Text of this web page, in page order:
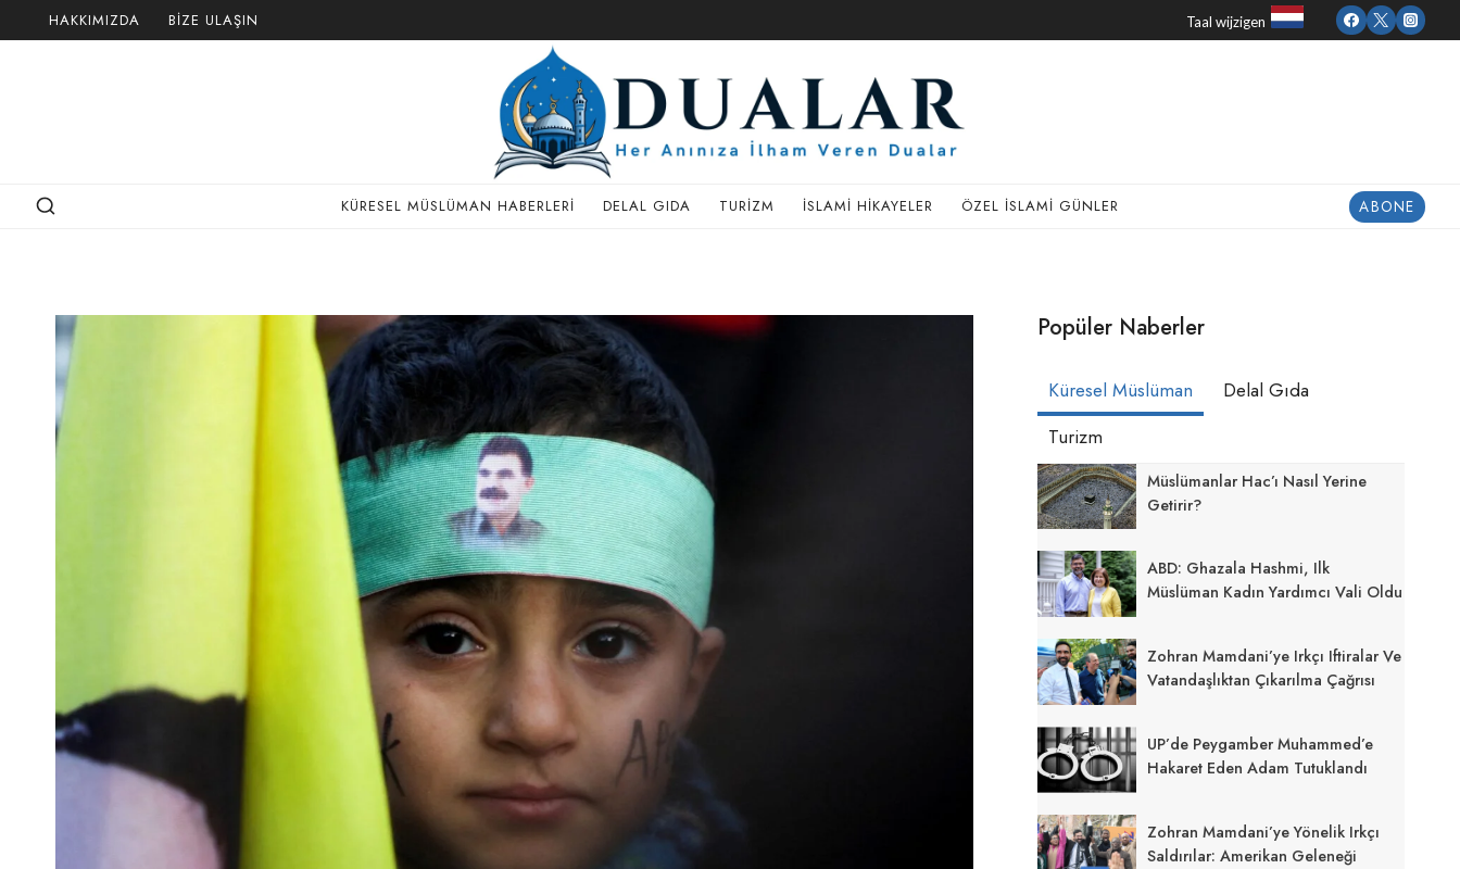
to
HAKKIMIZDA BIZE ULAŞIN Taal wijzigen
KÜRESEL MÜSLÜMAN HABERLERI DELAL GIDA TURIZM İSLAMI HIKAYELER ÖZEL İSLAMI GÜNLER ABONE
Popüler Naberler
Küresel Müslüman
Delal Gıda
Turizm
Müslümanlar Hac’ı Nasıl Yerine
Getirir?
ABD: Ghazala Hashmi, Ilk
Müslüman Kadın Yardımcı Vali Oldu
Zohran Mamdani’ye Irkçı Iftiralar Ve
Vatandaşlıktan Çıkarılma Çağrısı
UP’de Peygamber Muhammed’e
Hakaret Eden Adam Tutuklandı
Zohran Mamdani’ye Yönelik Irkçı
Saldırılar: Amerikan Geleneği